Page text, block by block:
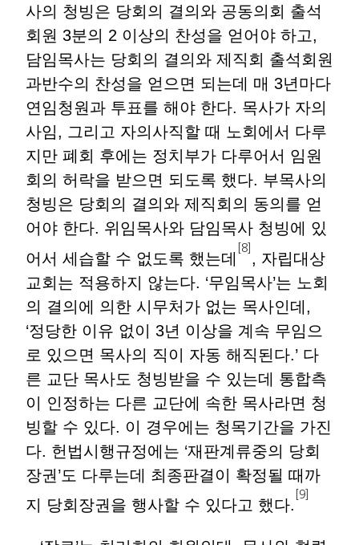
사의 청빙은 당회의 결의와 공동의회 출석
회원 3분의 2 이상의 찬성을 얻어야 하고,
담임목사는 당회의 결의와 제직회 출석회원
과반수의 찬성을 얻으면 되는데 매 3년마다
연임청원과 투표를 해야 한다. 목사가 자의
사임, 그리고 자의사직할 때 노회에서 다루
지만 폐회 후에는 정치부가 다루어서 임원
회의 허락을 받으면 되도록 했다. 부목사의
청빙은 당회의 결의와 제직회의 동의를 얻
어야 한다. 위임목사와 담임목사 청빙에 있
어서 세습할 수 없도록 했는데
[8]
, 자립대상
교회는 적용하지 않는다. ‘무임목사’는 노회
의 결의에 의한 시무처가 없는 목사인데,
‘정당한 이유 없이 3년 이상을 계속 무임으
로 있으면 목사의 직이 자동 해직된다.’ 다
른 교단 목사도 청빙받을 수 있는데 통합측
이 인정하는 다른 교단에 속한 목사라면 청
빙할 수 있다. 이 경우에는 청목기간을 가진
다. 헌법시행규정에는 ‘재판계류중의 당회
장권’도 다루는데 최종판결이 확정될 때까
지 당회장권을 행사할 수 있다고 했다.
[9]